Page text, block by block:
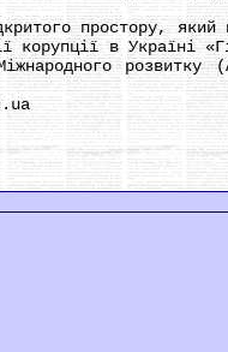
простору, який
корупції в Україні
розвитку